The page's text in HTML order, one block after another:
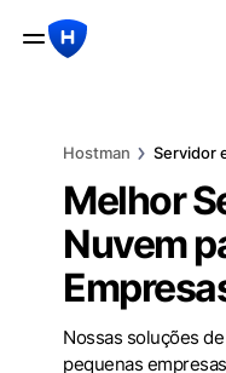
Hostman Servidor
Melhor
Nuvem
Nossas soluções
pequenas